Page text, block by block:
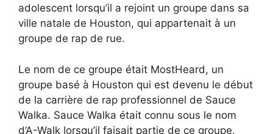
adolescent lorsqu’il a rejoint un groupe dans sa
ville natale de Houston, qui appartenait à un
groupe de rap de rue.
Le nom de ce groupe était MostHeard, un
groupe basé à Houston qui est devenu le début
de la carrière de rap professionnel de Sauce
Walka. Sauce Walka était connu sous le nom
d’A-Walk lorsqu’il faisait partie de ce groupe.